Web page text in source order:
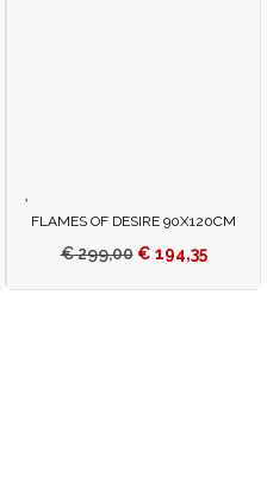
FLAMES OF DESIRE 90X120CM
€299,00 € 194,35